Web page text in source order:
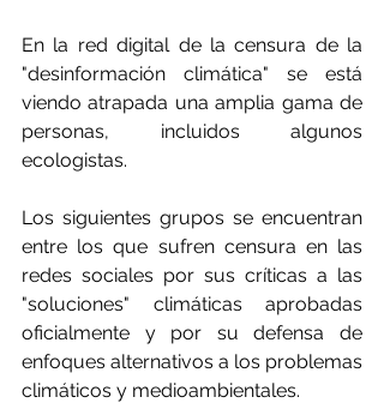
En la red digital de la censura de la
"desinformación climática" se está
viendo atrapada una amplia gama de
personas, incluidos algunos
ecologistas.
Los siguientes grupos se encuentran
entre los que sufren censura en las
redes sociales por sus críticas a las
"soluciones" climáticas aprobadas
oficialmente y por su defensa de
enfoques alternativos a los problemas
climáticos y medioambientales.